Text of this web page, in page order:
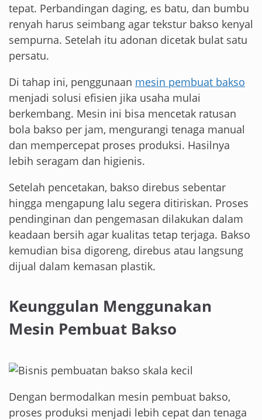
tepat. Perbandingan daging, es batu, dan bumbu
renyah harus seimbang agar tekstur bakso kenyal
sempurna. Setelah itu adonan dicetak bulat satu
persatu.
Di tahap ini, penggunaan mesin pembuat bakso
menjadi solusi efisien jika usaha mulai
berkembang. Mesin ini bisa mencetak ratusan
bola bakso per jam, mengurangi tenaga manual
dan mempercepat proses produksi. Hasilnya
lebih seragam dan higienis.
Setelah pencetakan, bakso direbus sebentar
hingga mengapung lalu segera ditiriskan. Proses
pendinginan dan pengemasan dilakukan dalam
keadaan bersih agar kualitas tetap terjaga. Bakso
kemudian bisa digoreng, direbus atau langsung
dijual dalam kemasan plastik.
Keunggulan Menggunakan
Mesin Pembuat Bakso
Dengan bermodalkan mesin pembuat bakso,
proses produksi menjadi lebih cepat dan tenaga